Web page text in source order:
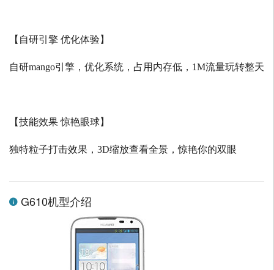
【自研引擎 优化体验】
自研mango引擎，优化系统，占用内存低， 1M流量玩转整天
【技能效果 惊艳眼球】
独特粒子打击效果， 3D缩放查看全景，惊艳你的双眼
G610机型介绍